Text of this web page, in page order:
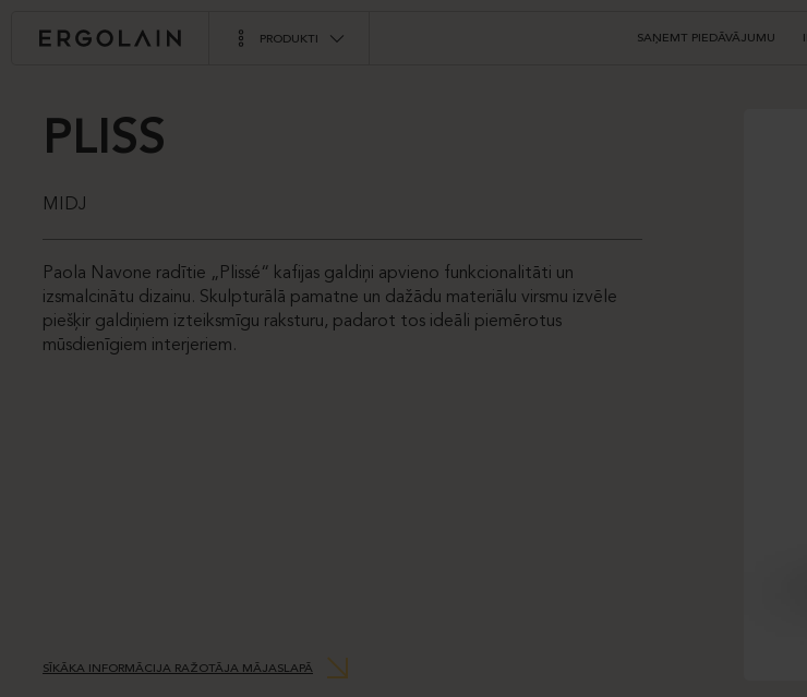
PRODUKTI SAŅEMT PIEDĀVĀJUMU
PLISS
MIDJ
Paola Navone radītie „Plissé“ kafijas galdiņi apvieno funkcionalitāti un
izsmalcinātu dizainu. Skulpturālā pamatne un dažādu materiālu virsmu izvēle
piešķir galdiņiem izteiksmīgu raksturu, padarot tos ideāli piemērotus
mūsdienīgiem interjeriem.
SĪKĀKA INFORMĀCIJA RAŽOTĀJA MĀJASLAPĀ